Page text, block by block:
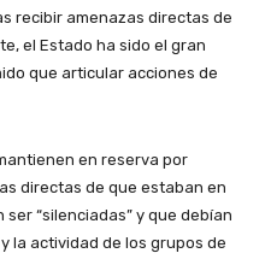
recibir amenazas directas de
el Estado ha sido el gran
que articular acciones de
en reserva por
directas de que estaban en
“silenciadas” y que debían
la actividad de los grupos de